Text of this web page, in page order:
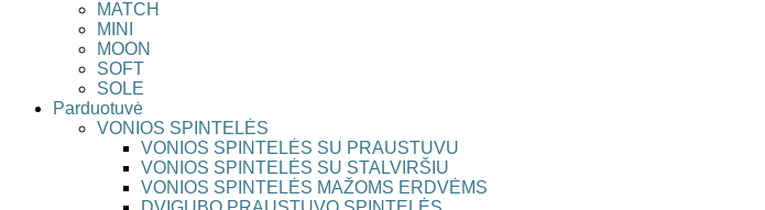
MATCH
MINI
MOON
SOFT
SOLE
Parduotuvė
VONIOS SPINTELĖS
VONIOS SPINTELĖS SU PRAUSTUVU
VONIOS SPINTELĖS SU STALVIRŠIU
VONIOS SPINTELĖS MAŽOMS ERDVĖMS